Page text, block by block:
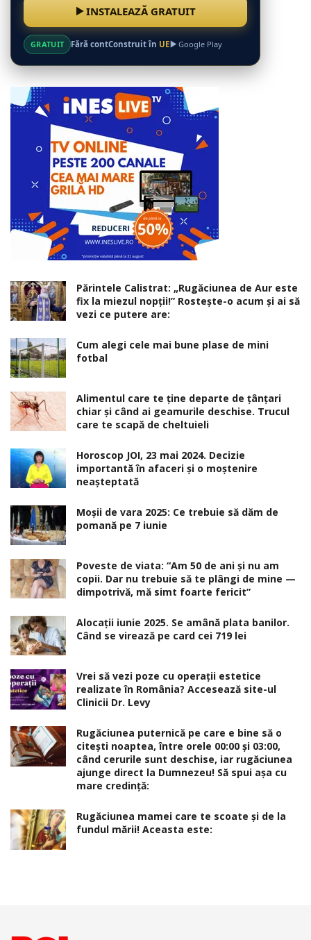
INSTALEAZĂ GRATUIT
GRATUIT Fără contConstruit în UE Google Play
Părintele Calistrat: „Rugăciunea de Aur este
fix la miezul nopţii!” Rosteşte-o acum şi ai să
vezi ce putere are:
Cum alegi cele mai bune plase de mini
fotbal
Alimentul care te ține departe de țânțari
chiar și când ai geamurile deschise. Trucul
care te scapă de cheltuieli
Horoscop JOI, 23 mai 2024. Decizie
importantă în afaceri şi o moştenire
neaşteptată
Moșii de vara 2025: Ce trebuie să dăm de
pomană pe 7 iunie
Poveste de viata: “Am 50 de ani și nu am
copii. Dar nu trebuie să te plângi de mine —
dimpotrivă, mă simt foarte fericit”
Alocaţii iunie 2025. Se amână plata banilor.
Când se virează pe card cei 719 lei
Vrei să vezi poze cu operații estetice
realizate în România? Accesează site-ul
Clinicii Dr. Levy
Rugăciunea puternică pe care e bine să o
citești noaptea, între orele 00:00 și 03:00,
când cerurile sunt deschise, iar rugăciunea
ajunge direct la Dumnezeu! Să spui așa cu
mare credință:
Rugăciunea mamei care te scoate şi de la
fundul mării! Aceasta este: